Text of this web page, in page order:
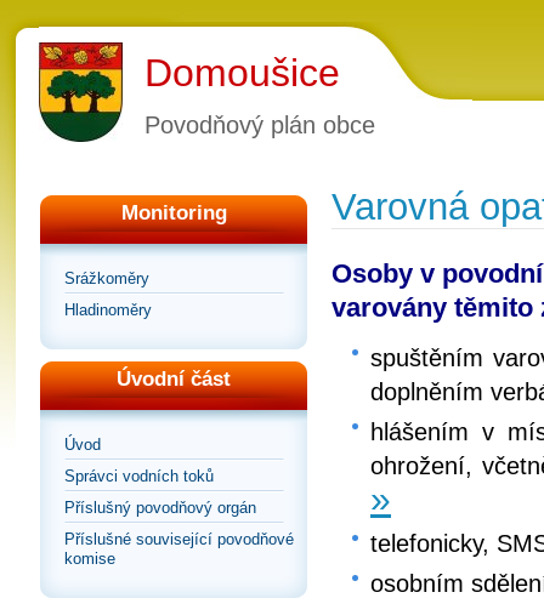
Domoušice
Povodňový plán obce
Monitoring
Srážkoměry
Hladinoměry
Úvodní část
Úvod
Správci vodních toků
Příslušný povodňový orgán
Příslušné související povodňové
komise
Varovná
Osoby v
varovány těmito
spuštěním
doplněním
hlášením v
ohrožení,
»
telefonicky,
osobním